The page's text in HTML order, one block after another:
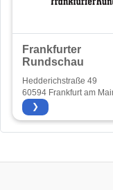
Frankfurter
Rundschau
Hedderichstraße 49
60594 Frankfurt am
❯